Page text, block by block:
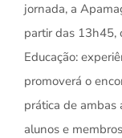
jornada, a
partir das 13h45,
Educação:
promoverá o
prática de ambas
alunos e